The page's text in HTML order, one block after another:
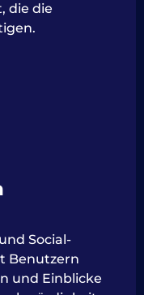
die die
Social-
Benutzern
und Einblicke